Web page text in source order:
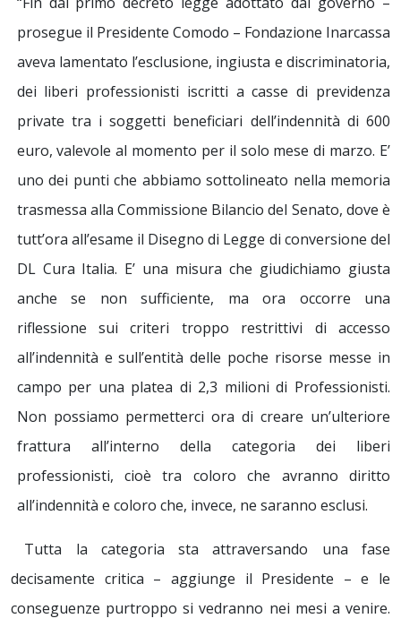
prosegue il Presidente Comodo – Fondazione Inarcassa
aveva lamentato l’esclusione, ingiusta e discriminatoria,
dei liberi professionisti iscritti a casse di previdenza
private tra i soggetti beneficiari dell’indennità di 600
euro, valevole al momento per il solo mese di marzo. E’
uno dei punti che abbiamo sottolineato nella memoria
trasmessa alla Commissione Bilancio del Senato, dove è
tutt’ora all’esame il Disegno di Legge di conversione del
DL Cura Italia. E’ una misura che giudichiamo giusta
anche se non sufficiente, ma ora occorre una
riflessione sui criteri troppo restrittivi di accesso
all’indennità e sull’entità delle poche risorse messe in
campo per una platea di 2,3 milioni di Professionisti.
Non possiamo permetterci ora di creare un’ulteriore
frattura all’interno della categoria dei liberi
professionisti, cioè tra coloro che avranno diritto
all’indennità e coloro che, invece, ne saranno esclusi.
Tutta la categoria sta attraversando una fase
decisamente critica – aggiunge il Presidente – e le
conseguenze purtroppo si vedranno nei mesi a venire.